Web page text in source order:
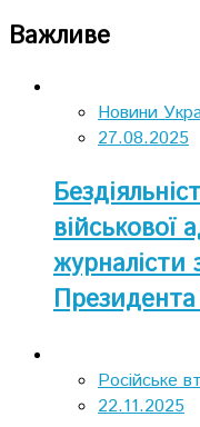
Важливе
Новини
27.08.2025
військової
журналісти
Російське
22.11.2025